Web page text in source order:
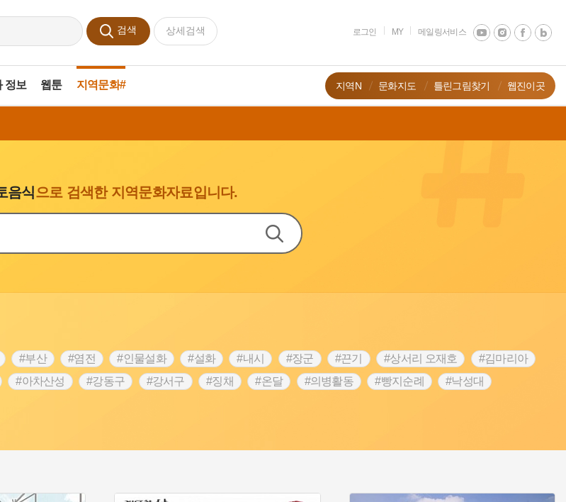
검색 상세검색 로그인 MY 메일링서비스
정보 웹툰 지역문화# 지역N 문화지도 틀린그림찾기 웹진이곳
음식으로 검색한 지역문화자료입니다.
#부산 #염전 #인물설화 #설화 #내시 #장군 #끈기 #상서리 오재호
#김마리아
#아차산성 #강동구 #강서구 #징채 #온달 #의병활동 #빵지순례
#낙성대
진 #제주도설화 #임시의정원 #전설 #용인 #온라인 생활사박물관 #바위설화
#마을
#지역의 오래된 가게 #조선 시대 사회 #공예품 #바보온달